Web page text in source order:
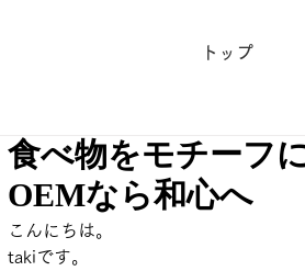
トップ
食べ物をモチーフ
OEMなら和心へ
こんにちは。
takiです。